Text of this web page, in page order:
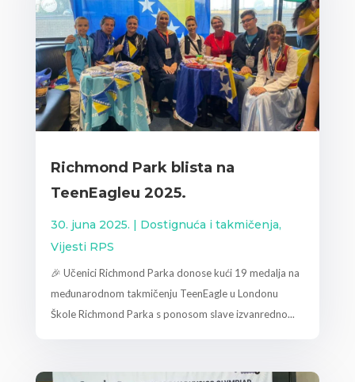
Richmond Park blista na
TeenEagleu 2025.
30. juna 2025. | Dostignuća i takmičenja,
Vijesti RPS
🎉 Učenici Richmond Parka donose kući 19 medalja na
međunarodnom takmičenju TeenEagle u Londonu
Škole Richmond Parka s ponosom slave izvanredno...